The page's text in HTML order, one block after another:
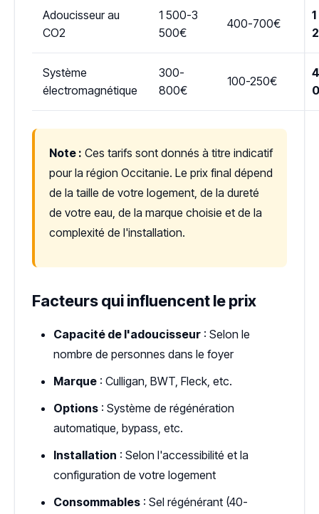
Adoucisseur au
CO2
1 500-3
500€
400-700€
Système
électromagnétique
300-
800€
100-250€
Note : Ces tarifs sont donnés à titre indicatif
pour la région Occitanie. Le prix final dépend
de la taille de votre logement, de la dureté
de votre eau, de la marque choisie et de la
complexité de l'installation.
Facteurs qui influencent le prix
Capacité de l'adoucisseur : Selon le
nombre de personnes dans le foyer
Marque : Culligan, BWT, Fleck, etc.
Options : Système de régénération
automatique, bypass, etc.
Installation : Selon l'accessibilité et la
configuration de votre logement
Consommables : Sel régénérant (40-